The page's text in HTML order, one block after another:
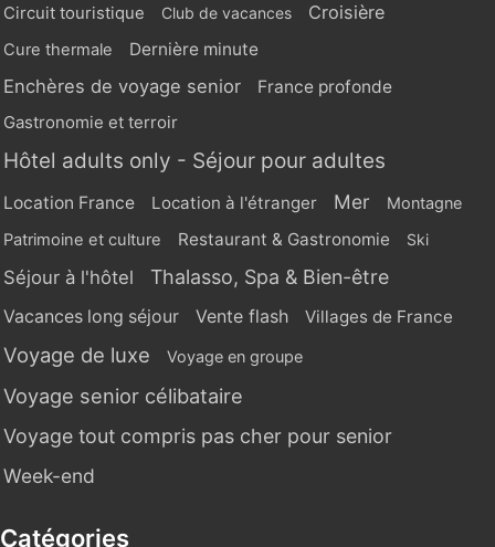
Circuit touristique
Club de vacances Croisière
Cure thermale Dernière minute
Enchères de voyage senior
France profonde
Gastronomie et terroir
Hôtel adults only - Séjour pour adultes
Location France Location à l'étranger Mer Montagne
Patrimoine et culture Restaurant & Gastronomie Ski
Séjour à l'hôtel Thalasso, Spa & Bien-être
Vacances long séjour Vente flash Villages de France
Voyage de luxe Voyage en groupe
Voyage senior célibataire
Voyage tout compris pas cher pour senior
Week-end
Catégories